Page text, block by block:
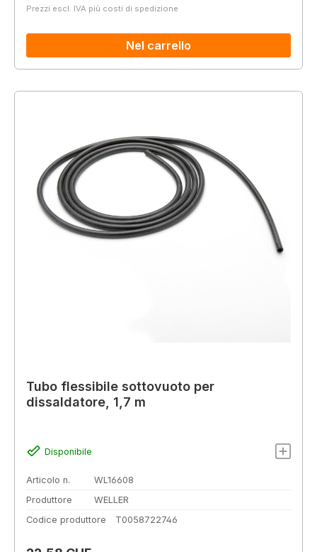
Prezzi escl. IVA più costi di spedizione
Nel carrello
Tubo flessibile sottovuoto per
dissaldatore, 1,7 m
Disponibile
Articolo n.
WL16608
Produttore
WELLER
Codice produttore
T0058722746